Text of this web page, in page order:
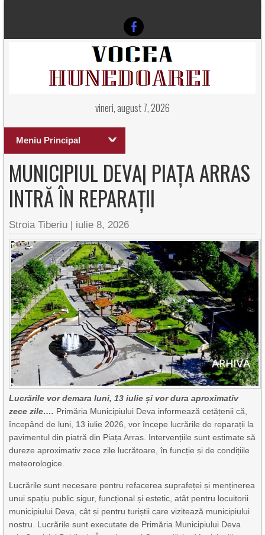
vineri, august 7, 2026
Meniu Principal
MUNICIPIUL DEVA| PIAȚA ARRAS
INTRĂ ÎN REPARAȚII
Stroia Tiberiu | iulie 8, 2026
Lucrările vor demara luni, 13 iulie și vor dura aproximativ
zece zile…. Primăria Municipiului Deva informează cetățenii că,
începând de luni, 13 iulie 2026, vor începe lucrările de reparații la
pavimentul din piatră din Piața Arras. Intervențiile sunt estimate să
dureze aproximativ zece zile lucrătoare, în funcție și de condițiile
meteorologice.
Lucrările sunt necesare pentru refacerea suprafeței și menținerea
unui spațiu public sigur, funcțional și estetic, atât pentru locuitorii
municipiului Deva, cât și pentru turiștii care vizitează municipiului
nostru. Lucrările sunt executate de Primăria Municipiului Deva